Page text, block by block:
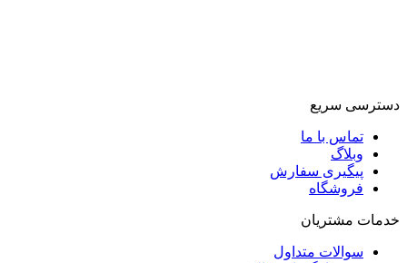
دسترسی سریع
تماس با ما
وبلاگ
پیگیری سفارش
فروشگاه
خدمات مشتریان
سوالات متداول